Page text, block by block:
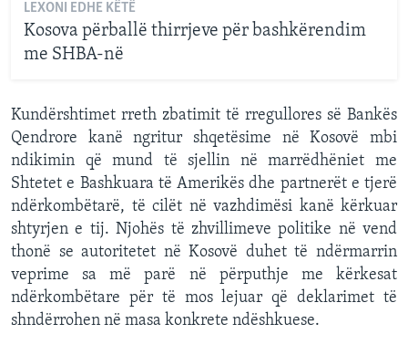
LEXONI EDHE KËTË
Kosova përballë thirrjeve për bashkërendim
me SHBA-në
Kundërshtimet rreth zbatimit të rregullores së Bankës
Qendrore kanë ngritur shqetësime në Kosovë mbi
ndikimin që mund të sjellin në marrëdhëniet me
Shtetet e Bashkuara të Amerikës dhe partnerët e tjerë
ndërkombëtarë, të cilët në vazhdimësi kanë kërkuar
shtyrjen e tij. Njohës të zhvillimeve politike në vend
thonë se autoritetet në Kosovë duhet të ndërmarrin
veprime sa më parë në përputhje me kërkesat
ndërkombëtare për të mos lejuar që deklarimet të
shndërrohen në masa konkrete ndëshkuese.